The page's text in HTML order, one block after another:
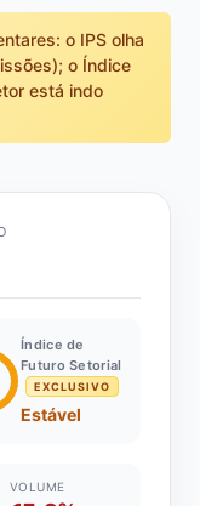
o IPS olha
o Índice
está indo
Índice de
Futuro Setorial
EXCLUSIVO
Estável
VOLUME